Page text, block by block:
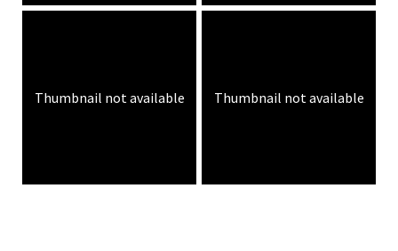
Thumbnail not available Thumbnail not available